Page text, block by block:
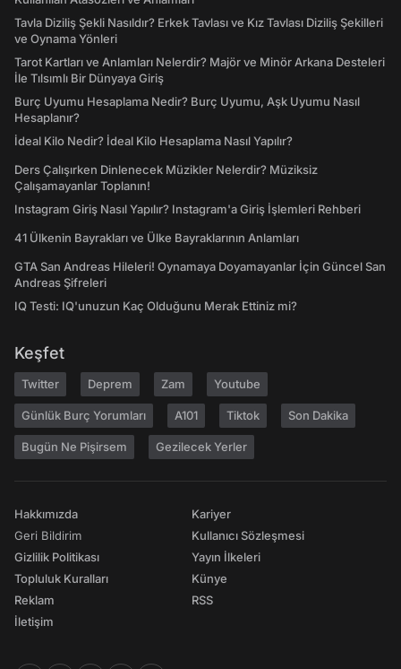
Tavla Diziliş Şekli Nasıldır? Erkek Tavlası ve Kız Tavlası Diziliş Şekilleri
ve Oynama Yönleri
Tarot Kartları ve Anlamları Nelerdir? Majör ve Minör Arkana Desteleri
İle Tılsımlı Bir Dünyaya Giriş
Burç Uyumu Hesaplama Nedir? Burç Uyumu, Aşk Uyumu Nasıl
Hesaplanır?
İdeal Kilo Nedir? İdeal Kilo Hesaplama Nasıl Yapılır?
Ders Çalışırken Dinlenecek Müzikler Nelerdir? Müziksiz
Çalışamayanlar Toplanın!
Instagram Giriş Nasıl Yapılır? Instagram'a Giriş İşlemleri Rehberi
41 Ülkenin Bayrakları ve Ülke Bayraklarının Anlamları
GTA San Andreas Hileleri! Oynamaya Doyamayanlar İçin Güncel San
Andreas Şifreleri
IQ Testi: IQ'unuzun Kaç Olduğunu Merak Ettiniz mi?
Keşfet
Twitter Deprem Zam Youtube
Günlük Burç Yorumları A101 Tiktok Son Dakika
Bugün Ne Pişirsem Gezilecek Yerler
Hakkımızda
Geri Bildirim
Gizlilik Politikası
Topluluk Kuralları
Reklam
İletişim
Kariyer
Kullanıcı Sözleşmesi
Yayın İlkeleri
Künye
RSS